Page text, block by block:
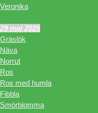
Veronika
29 maj 2025
Gräslök
Näva
Norrut
Ros
Ros med humla
Fibbla
Smörblomma